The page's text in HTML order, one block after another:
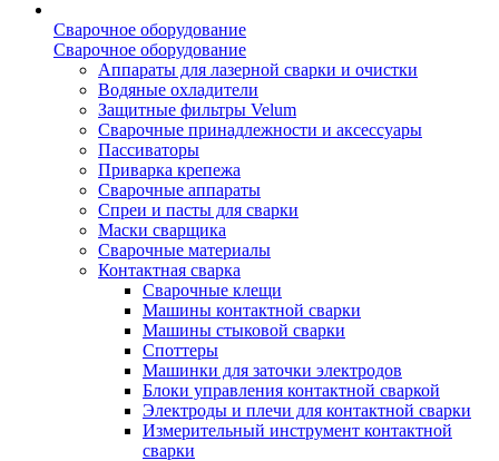
Сварочное оборудование
Сварочное оборудование
Аппараты для лазерной сварки и очистки
Водяные охладители
Защитные фильтры Velum
Сварочные принадлежности и аксессуары
Пассиваторы
Приварка крепежа
Сварочные аппараты
Спреи и пасты для сварки
Маски сварщика
Сварочные материалы
Контактная сварка
Сварочные клещи
Машины контактной сварки
Машины стыковой сварки
Споттеры
Машинки для заточки электродов
Блоки управления контактной сваркой
Электроды и плечи для контактной сварки
Измерительный инструмент контактной
сварки